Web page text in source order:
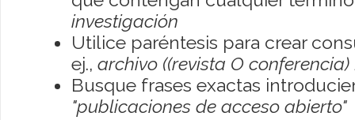
investigación
Utilice paréntesis para crear
ej., archivo ((revista O conferencia)
Busque frases exactas
"publicaciones de acceso abierto"